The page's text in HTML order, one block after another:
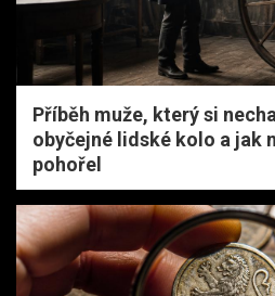
Příběh muže, který si
obyčejné lidské kolo a jak
pohořel